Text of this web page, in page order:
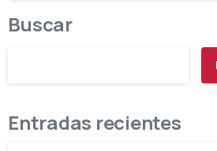
Buscar
Entradas recientes